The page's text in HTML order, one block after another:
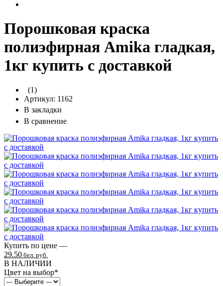
Порошковая краска
полиэфирная Amika гладкая,
1кг купить с доставкой
(1)
Артикул: 1162
В закладки
В сравнение
Купить по цене —
29.50 бел. руб.
В НАЛИЧИИ
Цвет на выбор*